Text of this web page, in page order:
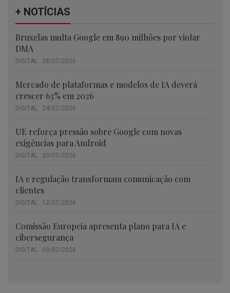
+ NOTÍCIAS
Bruxelas multa Google em 890 milhões por violar
DMA
DIGITAL . 28/07/2026
Mercado de plataformas e modelos de IA deverá
crescer 63% em 2026
DIGITAL . 24/07/2026
UE reforça pressão sobre Google com novas
exigências para Android
DIGITAL . 20/07/2026
IA e regulação transformam comunicação com
clientes
DIGITAL . 12/07/2026
Comissão Europeia apresenta plano para IA e
cibersegurança
DIGITAL . 09/07/2026